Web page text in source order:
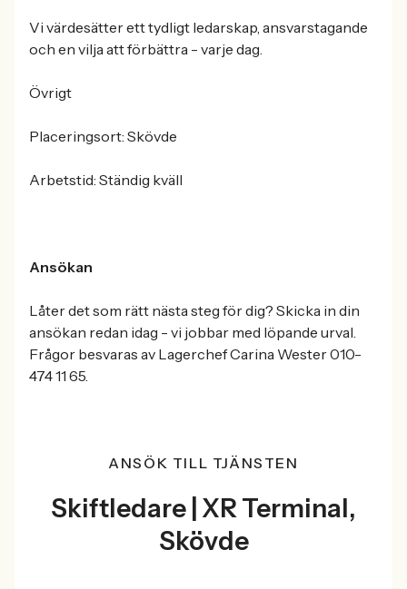
Vi värdesätter ett tydligt ledarskap, ansvarstagande
och en vilja att förbättra - varje dag.
Övrigt
Placeringsort: Skövde
Arbetstid: Ständig kväll
Ansökan
Låter det som rätt nästa steg för dig? Skicka in din
ansökan redan idag - vi jobbar med löpande urval.
Frågor besvaras av Lagerchef Carina Wester 010-
474 11 65.
ANSÖK TILL TJÄNSTEN
Skiftledare | XR Terminal,
Skövde